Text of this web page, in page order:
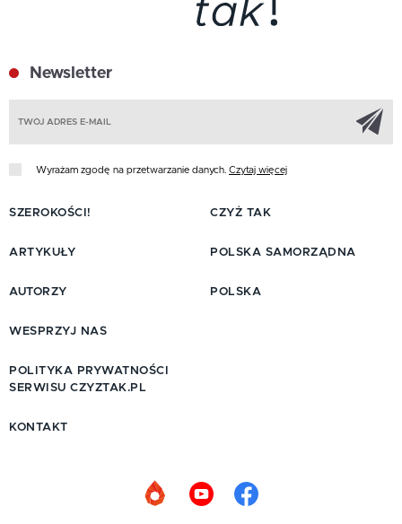
Newsletter
Wyrażam zgodę na przetwarzanie danych. Czytaj więcej
SZEROKOŚCI!
ARTYKUŁY
AUTORZY
CZYŻ TAK
POLSKA SAMORZĄDNA
POLSKA
WESPRZYJ NAS
POLITYKA PRYWATNOŚCI
SERWISU CZYZTAK.PL
KONTAKT